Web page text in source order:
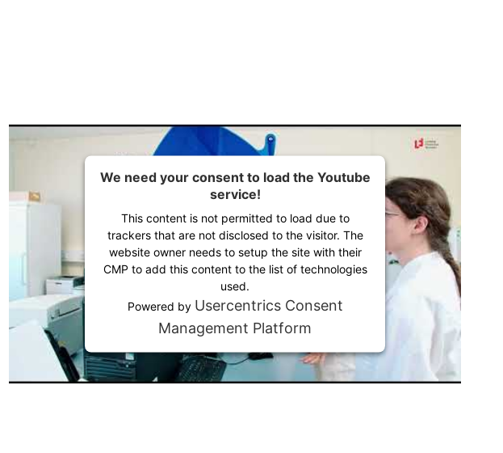
We need your consent to load the Youtube
service!
This content is not permitted to load due to
trackers that are not disclosed to the visitor. The
website owner needs to setup the site with their
CMP to add this content to the list of technologies
used.
Powered by Usercentrics Consent
Management Platform